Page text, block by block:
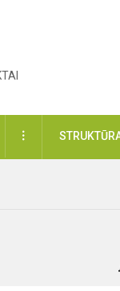
DAUGIAU